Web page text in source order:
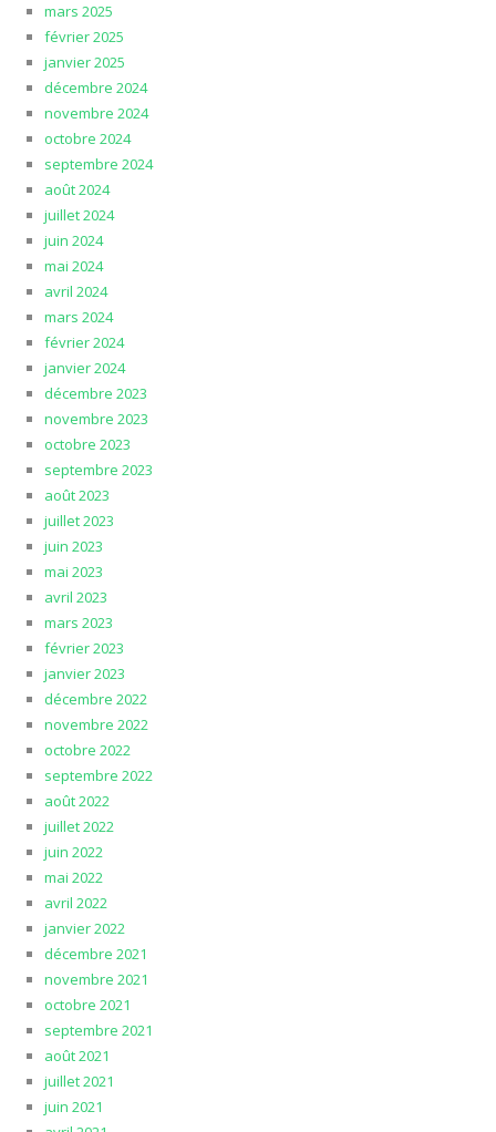
mars 2025
février 2025
janvier 2025
décembre 2024
novembre 2024
octobre 2024
septembre 2024
août 2024
juillet 2024
juin 2024
mai 2024
avril 2024
mars 2024
février 2024
janvier 2024
décembre 2023
novembre 2023
octobre 2023
septembre 2023
août 2023
juillet 2023
juin 2023
mai 2023
avril 2023
mars 2023
février 2023
janvier 2023
décembre 2022
novembre 2022
octobre 2022
septembre 2022
août 2022
juillet 2022
juin 2022
mai 2022
avril 2022
janvier 2022
décembre 2021
novembre 2021
octobre 2021
septembre 2021
août 2021
juillet 2021
juin 2021